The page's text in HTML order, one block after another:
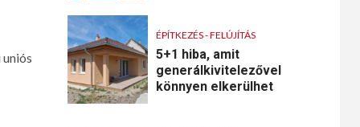
ÉPÍTKEZÉS - FELÚJÍTÁS
5+1 hiba, amit
generálkivitelezővel
könnyen elkerülhet